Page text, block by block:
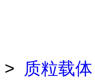
>
质粒载体